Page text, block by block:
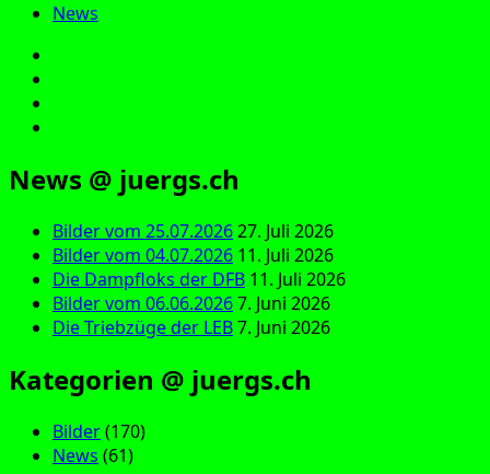
News
News @ juergs.ch
Bilder vom 25.07.202627. Juli 2026
Bilder vom 04.07.2026 11. Juli 2026
Die Dampfloks der DFB 11. Juli 2026
Bilder vom 06.06.20267. Juni 2026
Die Triebzüge der LEB7. Juni 2026
Kategorien @ juergs.ch
Bilder(170)
News (61)